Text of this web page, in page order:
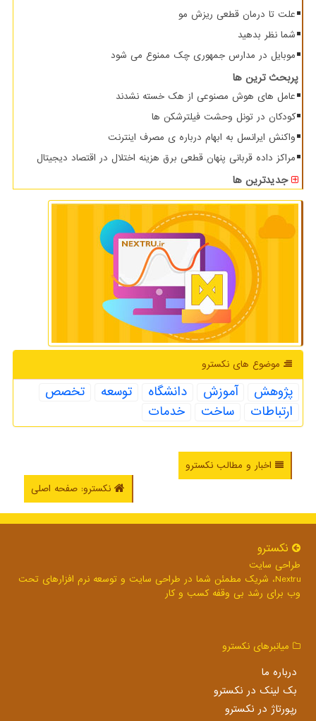
علت تا درمان قطعی ریزش مو
شما نظر بدهید
موبایل در مدارس جمهوری چک ممنوع می شود
پربحث ترین ها
عامل های هوش مصنوعی از هک خسته نشدند
کودکان در تونل وحشت فیلترشکن ها
واکنش ایرانسل به ابهام درباره ی مصرف اینترنت
مراکز داده قربانی پنهان قطعی برق هزینه اختلال در اقتصاد دیجیتال
جدیدترین ها
موضوع های نكسترو
پژوهش آموزش دانشگاه توسعه
تخصص
ارتباطات
ساخت خدمات
اخبار و مطالب نکسترو
نکسترو: صفحه اصلی
نكسترو
طراحی سایت
Nextru، شریک مطمئن شما در طراحی سایت و توسعه نرم افزارهای تحت
وب برای رشد بی وقفه کسب و کار
میانبرهای نكسترو
درباره ما
بک لینک در نكسترو
رپورتاژ در نكسترو